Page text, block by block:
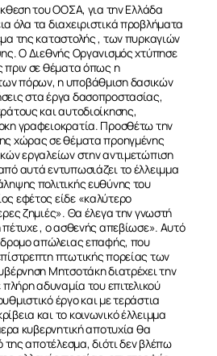
του ΟΟΣΑ, για την Ελλάδα
όλα τα διαχειριστικά προβλήματα
της καταστολής , των πυρκαγιών
Ο Διεθνής Οργανισμός χτύπησε
πριν σε θέματα όπως η
πόρων, η υποβάθμιση δασικών
στα έργα δασοπροστασίας,
και αυτοδιοίκησης,
γραφειοκρατία. Προσθέτω την
χώρας σε θέματα προηγμένης
εργαλείων στην αντιμετώπιση
αυτά εντυπωσιάζει το έλλειμμα
πολιτικής ευθύνης του
εφέτος είδε «καλύτερο
ζημιές». Θα έλεγα την γνωστή
πέτυχε , ο ασθενής απεβίωσε». Αυτό
απώλειας επαφής, που
πτωτικής πορείας των
Μητσοτάκη διατρέχει την
αδυναμία του επιτελικού
έργο και με τεράστια
και το κοινωνικό έλλειμμα
κυβερνητική αποτυχία θα
της αποτέλεσμα, διότι δεν βλέπω